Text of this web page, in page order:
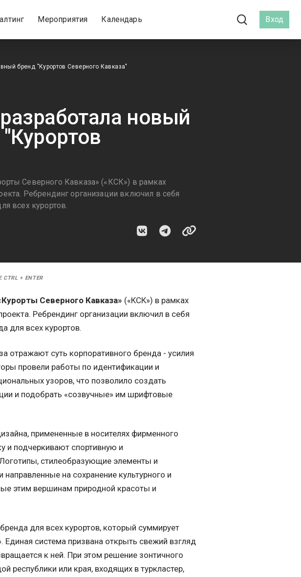
Мероприятия Календарь Вход
бренд "Курортов Северного Кавказа"
новый
Северного Кавказа» («КСК») в рамках
Ребрендинг организации включил в себя
всех курортов.
CTRL + ENTER
Северного Кавказа» («КСК») в рамках
Ребрендинг организации включил в себя
для всех курортов.
отражают суть корпоративного бренда - усилия
провели работы по идентификации и
узоров, что позволило создать
и подобрать «созвучные» им шрифтовые
примененные в носителях фирменного
и подчеркивают спортивную и
стилеобразующие элементы и
на сохранение культурного и
этим вершинам природной красоты и
для всех курортов, который суммирует
система призвана открыть свежий взгляд
к ней. При этом решение зонтичного
республики или края, входящих в туркластер,